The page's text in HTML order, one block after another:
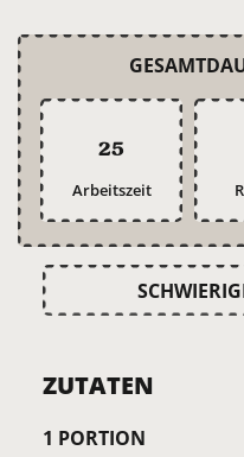
25
Arbeitszeit
ZUTATEN
1 PORTION